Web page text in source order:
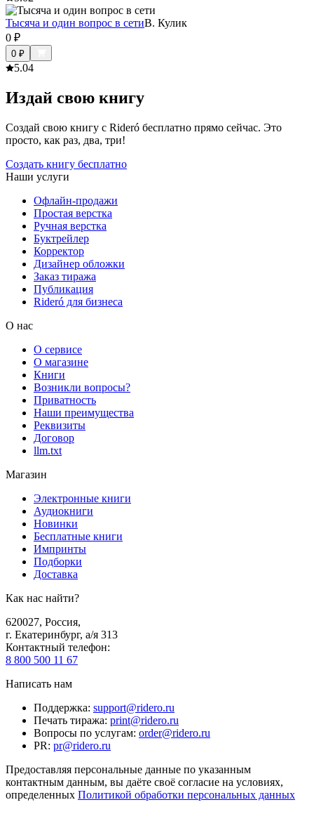
Тысяча и один вопрос в сетиВ. Кулик
0 ₽
0 ₽
5.04
Издай свою книгу
Создай свою книгу с Rideró бесплатно прямо сейчас. Это
просто, как раз, два, три!
Создать книгу бесплатно
Наши услуги
Офлайн-продажи
Простая верстка
Ручная верстка
Буктрейлер
Корректор
Дизайнер обложки
Заказ тиража
Публикация
Rideró для бизнеса
О нас
О сервисе
О магазине
Книги
Возникли вопросы?
Приватность
Наши преимущества
Реквизиты
Договор
llm.txt
Магазин
Электронные книги
Аудиокниги
Новинки
Бесплатные книги
Импринты
Подборки
Доставка
Как нас найти?
620027, Россия,
г. Екатеринбург, а/я 313
Контактный телефон:
8 800 500 11 67
Написать нам
Поддержка: support@ridero.ru
Печать тиража: print@ridero.ru
Вопросы по услугам: order@ridero.ru
PR: pr@ridero.ru
Предоставляя персональные данные по указанным
контактным данным, вы даёте своё согласие на условиях,
определенных Политикой обработки персональных данных